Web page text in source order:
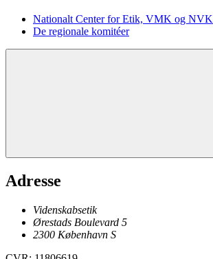
Nationalt Center for Etik, VMK og NVK
De regionale komitéer
Adresse
Videnskabsetik
Ørestads Boulevard 5
2300 København S